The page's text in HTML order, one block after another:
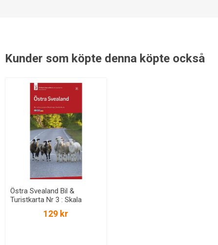
Kunder som köpte denna köpte också
Östra Svealand Bil &
Turistkarta Nr 3 : Skala
129 kr